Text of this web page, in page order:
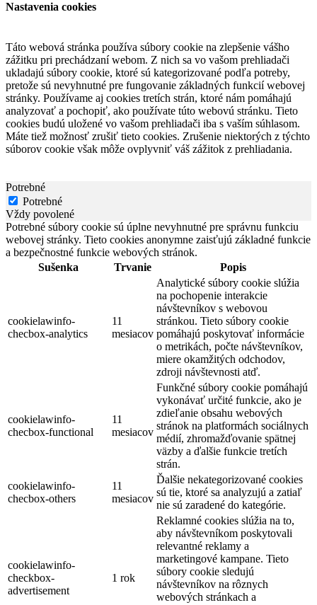
Nastavenia cookies
Táto webová stránka používa súbory cookie na zlepšenie vášho
zážitku pri prechádzaní webom. Z nich sa vo vašom prehliadači
ukladajú súbory cookie, ktoré sú kategorizované podľa potreby,
pretože sú nevyhnutné pre fungovanie základných funkcií webovej
stránky. Používame aj cookies tretích strán, ktoré nám pomáhajú
analyzovať a pochopiť, ako používate túto webovú stránku. Tieto
cookies budú uložené vo vašom prehliadači iba s vaším súhlasom.
Máte tiež možnosť zrušiť tieto cookies. Zrušenie niektorých z týchto
súborov cookie však môže ovplyvniť váš zážitok z prehliadania.
Potrebné
Potrebné
Vždy povolené
Potrebné súbory cookie sú úplne nevyhnutné pre správnu funkciu
webovej stránky. Tieto cookies anonymne zaisťujú základné funkcie
a bezpečnostné funkcie webových stránok.
Sušenka
Trvanie Popis
cookielawinfo-
checbox-analytics
11
mesiacov
Analytické súbory cookie slúžia
na pochopenie interakcie
návštevníkov s webovou
stránkou. Tieto súbory cookie
pomáhajú poskytovať informácie
o metrikách, počte návštevníkov,
miere okamžitých odchodov,
zdroji návštevnosti atď.
cookielawinfo-
checbox-functional
11
mesiacov
Funkčné súbory cookie pomáhajú
vykonávať určité funkcie, ako je
zdieľanie obsahu webových
stránok na platformách sociálnych
médií, zhromažďovanie spätnej
väzby a ďalšie funkcie tretích
strán.
cookielawinfo-
checbox-others
11
mesiacov
Ďalšie nekategorizované cookies
sú tie, ktoré sa analyzujú a zatiaľ
nie sú zaradené do kategórie.
cookielawinfo-
checkbox-
advertisement
1 rok
Reklamné cookies slúžia na to,
aby návštevníkom poskytovali
relevantné reklamy a
marketingové kampane. Tieto
súbory cookie sledujú
návštevníkov na rôznych
webových stránkach a